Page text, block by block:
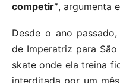
competir”, argumenta
Desde o ano
de Imperatriz para
skate onde ela treina
interditada por um